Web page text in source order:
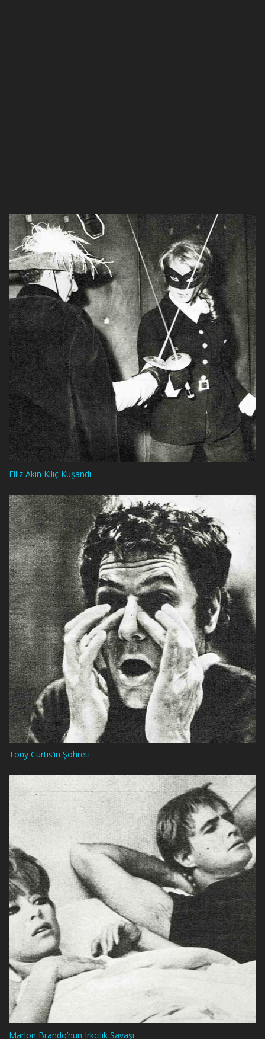
Filiz Akın Kılıç Kuşandı
Tony Curtis’in Şöhreti
Marlon Brando’nun Irkçılık Savaşı